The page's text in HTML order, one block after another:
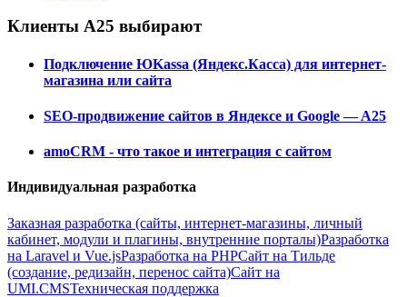
Клиенты А25 выбирают
Подключение ЮKassa (Яндекс.Касса) для интернет-
магазина или сайта
SEO-продвижение сайтов в Яндексе и Google — A25
amoCRM - что такое и интеграция с сайтом
Индивидуальная разработка
Заказная разработка (сайты, интернет-магазины, личный
кабинет, модули и плагины, внутренние порталы)Разработка
на Laravel и Vue.jsРазработка на PHPСайт на Тильде
(создание, редизайн, перенос сайта)Сайт на
UMI.CMSТехническая поддержка